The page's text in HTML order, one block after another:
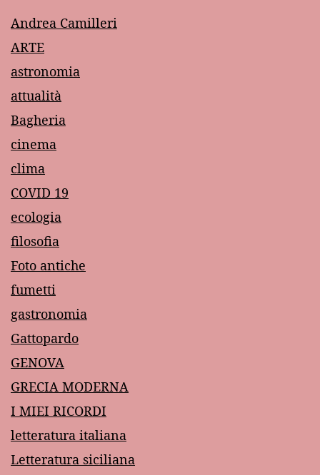
Andrea Camilleri
ARTE
astronomia
attualità
Bagheria
cinema
clima
COVID 19
ecologia
filosofia
Foto antiche
fumetti
gastronomia
Gattopardo
GENOVA
GRECIA MODERNA
I MIEI RICORDI
letteratura italiana
Letteratura siciliana